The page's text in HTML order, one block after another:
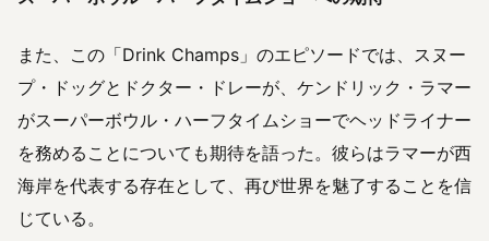
また、この「Drink Champs」のエピソードでは、スヌー
プ・ドッグとドクター・ドレーが、ケンドリック・ラマー
がスーパーボウル・ハーフタイムショーでヘッドライナー
を務めることについても期待を語った。彼らはラマーが西
海岸を代表する存在として、再び世界を魅了することを信
じている。